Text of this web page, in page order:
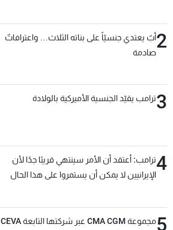
2أبٌ يعتدي جنسيّاً على بناته الثلاث… واعترافاتٌ
صادمة
3ترامب يقيّد الجنسية الأميركية بالولادة
4ترامب: أعتقد أن الأمر سينتهي قريبًا جدًا لأن
الإيرانيين لا يمكن أن يستمروا على هذا الحال
5
مجموعة CMA CGM عبر شركتها التابعة CEVA